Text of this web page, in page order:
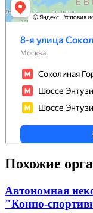
Похожие
Автономная
"Конно-